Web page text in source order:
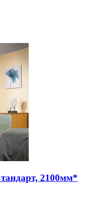
2100мм*